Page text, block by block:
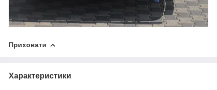
Приховати
Характеристики